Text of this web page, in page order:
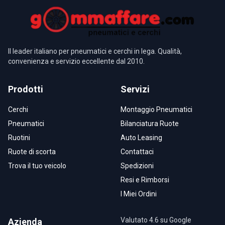
Il leader italiano per pneumatici e cerchi in lega. Qualità,
convenienza e servizio eccellente dal 2010.
Prodotti
Cerchi
Pneumatici
Ruotini
Ruote di scorta
Trova il tuo veicolo
Servizi
Montaggio Pneumatici
Bilanciatura Ruote
Auto Leasing
Contattaci
Spedizioni
Resi e Rimborsi
I Miei Ordini
Azienda Valutato 4.6 su Google